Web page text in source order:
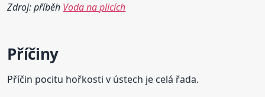
Zdroj: příběh Voda na plicích
Příčiny
Příčin pocitu hořkosti v ústech je celá řada.